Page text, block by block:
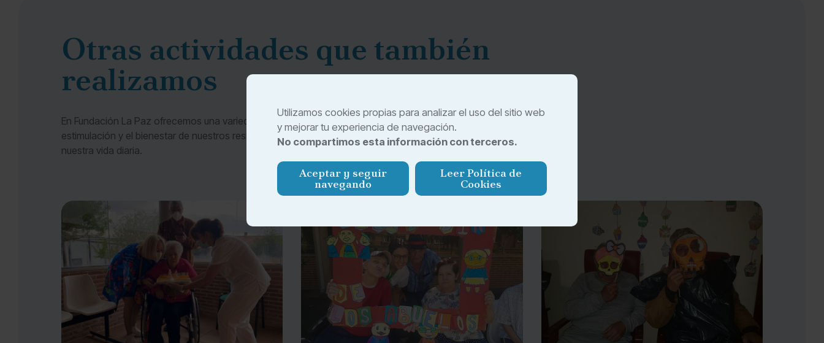
Utilizamos cookies propias para analizar el uso del sitio web
y mejorar tu experiencia de navegación.
No compartimos esta información con terceros.
Aceptar y seguir
navegando
Leer Política de
Cookies
Otras actividades que también
realizamos
En Fundación La Paz ofrecemos una variedad de actividades pensadas para fomentar la convivencia, la
estimulación y el bienestar de nuestros residentes. Descubre otras propuestas que forman parte de
nuestra vida diaria.